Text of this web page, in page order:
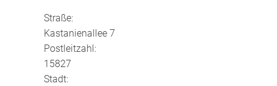
Straße:
Kastanienallee 7
Postleitzahl:
15827
Stadt: